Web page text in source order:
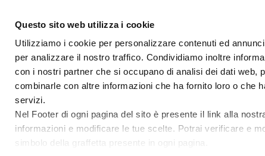
Questo sito web utilizza i cookie
Utilizziamo i cookie per personalizzare contenuti ed
per analizzare il nostro traffico. Condividiamo inoltre
con i nostri partner che si occupano di analisi dei dati web,
combinarle con altre informazioni che ha fornito loro o che
servizi.
Nel Footer di ogni pagina del sito è presente il link alla
informazioni e modificare le tue scelte. Potrai verificare e
simbolo della graffetta presente in ogni pagina.